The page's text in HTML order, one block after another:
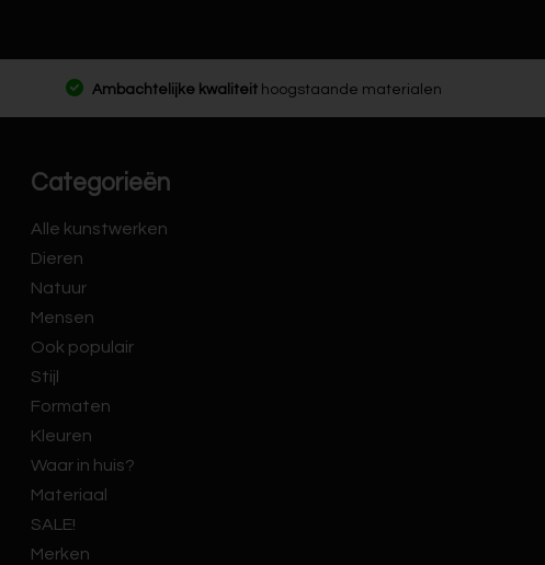
Ambachtelijke kwaliteit hoogstaande materialen
Categorieën
Alle kunstwerken
Dieren
Natuur
Mensen
Ook populair
Stijl
Formaten
Kleuren
Waar in huis?
Materiaal
SALE!
Merken